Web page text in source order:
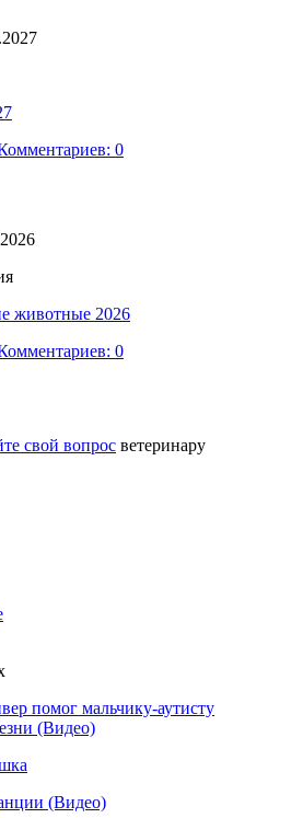
0
животные 2026
0
свой вопрос ветеринару
помог мальчику-аутисту
(Видео)
(Видео)